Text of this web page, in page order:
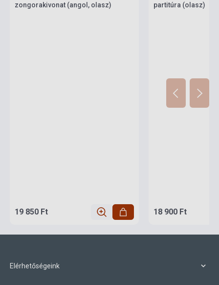
zongorakivonat (angol, olasz)
19 850 Ft
partitúra (olasz)
18 900 Ft
Elérhetőségeink